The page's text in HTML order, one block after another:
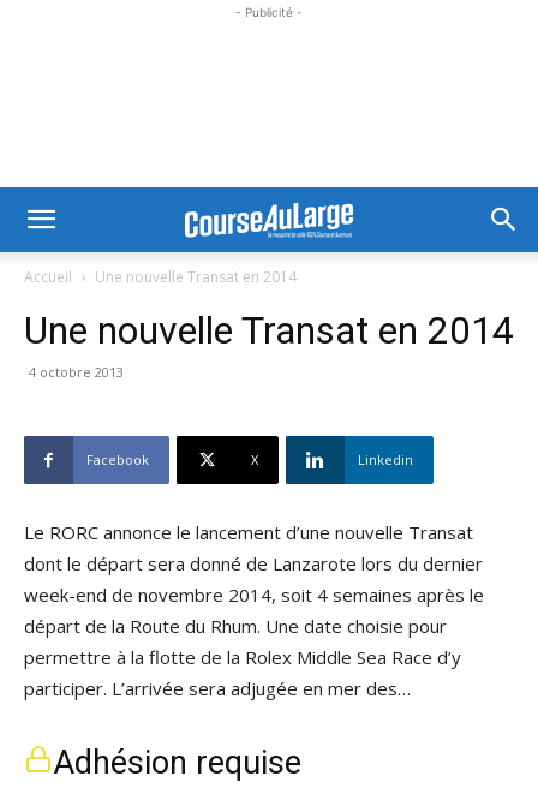
- Publicité -
Accueil Une nouvelle Transat en 2014
Une nouvelle Transat en 2014
4 octobre 2013
Facebook X Linkedin
Le RORC annonce le lancement d’une nouvelle Transat
dont le départ sera donné de Lanzarote lors du dernier
week-end de novembre 2014, soit 4 semaines après le
départ de la Route du Rhum. Une date choisie pour
permettre à la flotte de la Rolex Middle Sea Race d’y
participer. L’arrivée sera adjugée en mer des…
Adhésion requise